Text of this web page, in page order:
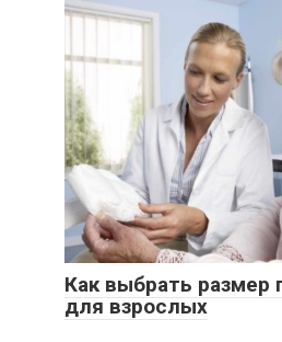
Как выбрать размер
для взрослых